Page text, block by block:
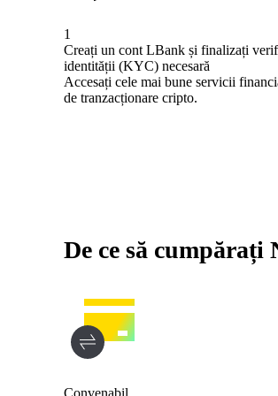
1
Creați un cont LBank și finalizați
identității (KYC) necesară
Accesați cele mai bune servicii
de tranzacționare cripto.
De ce să